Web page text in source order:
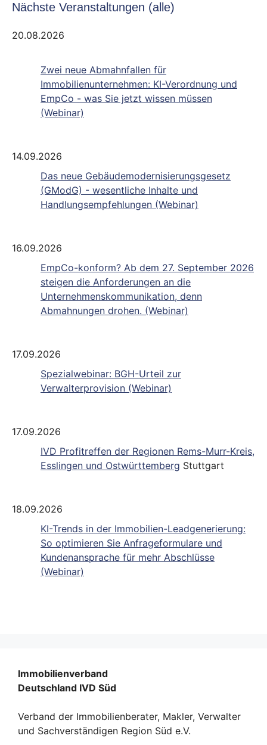
Nächste Veranstaltungen (alle)
20.08.2026
Zwei neue Abmahnfallen für
Immobilienunternehmen: KI-Verordnung und
EmpCo - was Sie jetzt wissen müssen
(Webinar)
14.09.2026
Das neue Gebäudemodernisierungsgesetz
(GModG) - wesentliche Inhalte und
Handlungsempfehlungen (Webinar)
16.09.2026
EmpCo-konform? Ab dem 27. September 2026
steigen die Anforderungen an die
Unternehmenskommunikation, denn
Abmahnungen drohen. (Webinar)
17.09.2026
Spezialwebinar: BGH-Urteil zur
Verwalterprovision (Webinar)
17.09.2026
IVD Profitreffen der Regionen Rems-Murr-Kreis,
Esslingen und Ostwürttemberg Stuttgart
18.09.2026
KI-Trends in der Immobilien-Leadgenerierung:
So optimieren Sie Anfrageformulare und
Kundenansprache für mehr Abschlüsse
(Webinar)
Immobilienverband
Deutschland IVD Süd
Verband der Immobilienberater, Makler, Verwalter
und Sachverständigen Region Süd e.V.